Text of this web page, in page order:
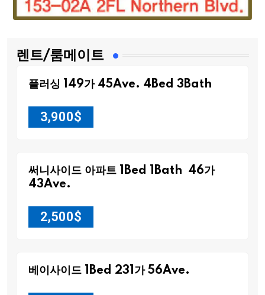
렌트/룸메이트
플러싱 149가 45Ave. 4Bed 3Bath
3,900$
써니사이드 아파트 1Bed 1Bath 46가
43Ave.
2,500$
베이사이드 1Bed 231가 56Ave.